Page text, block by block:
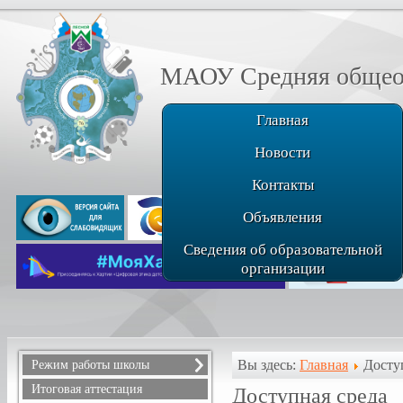
МАОУ Средняя
Главная
Новости
Контакты
Объявления
Сведения об образовательной
организации
Режим работы школы
Расписание звонков
Итоговая аттестация
Вы здесь: Главная
Доступная среда